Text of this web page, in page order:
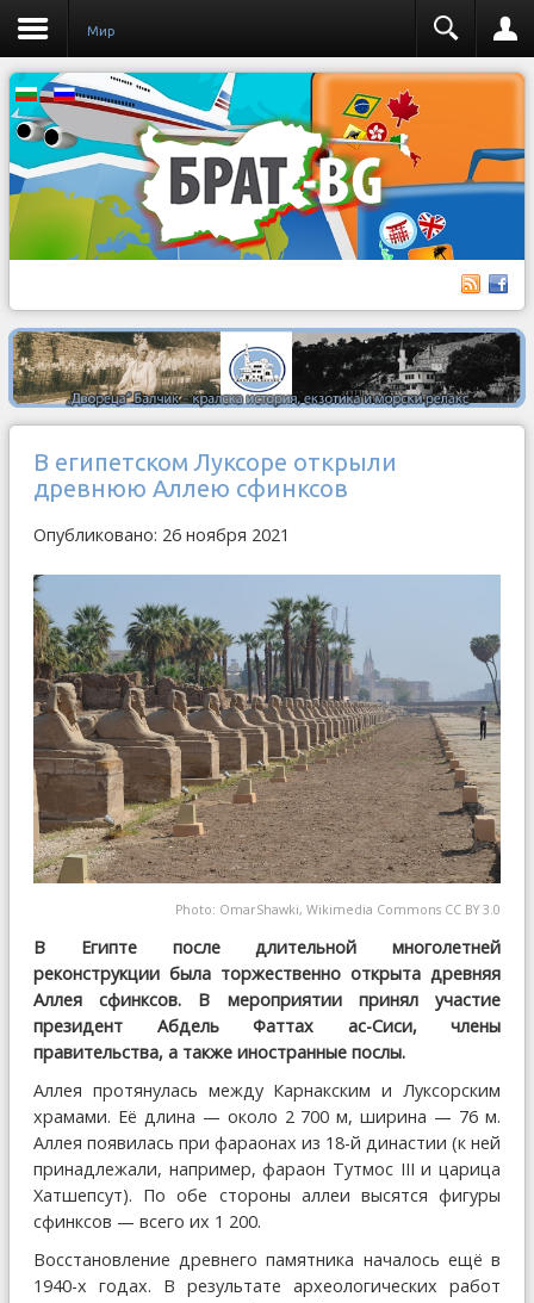
Мир
В египетском Луксоре открыли
древнюю Аллею сфинксов
Опубликовано: 26 ноября 2021
Photo: OmarShawki, Wikimedia Сommons CC BY 3.0
В Египте после длительной многолетней
реконструкции была торжественно открыта древняя
Аллея сфинксов. В мероприятии принял участие
президент Абдель Фаттах ас-Сиси, члены
правительства, а также иностранные послы.
Аллея протянулась между Карнакским и Луксорским
храмами. Её длина — около 2 700 м, ширина — 76 м.
Аллея появилась при фараонах из 18-й династии (к ней
принадлежали, например, фараон Тутмос III и царица
Хатшепсут). По обе стороны аллеи высятся фигуры
сфинксов — всего их 1 200.
Восстановление древнего памятника началось ещё в
1940-х годах. В результате археологических работ